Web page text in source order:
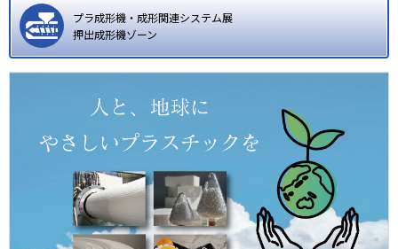
プラ成形機・成形関連システム展
押出成形機ゾーン